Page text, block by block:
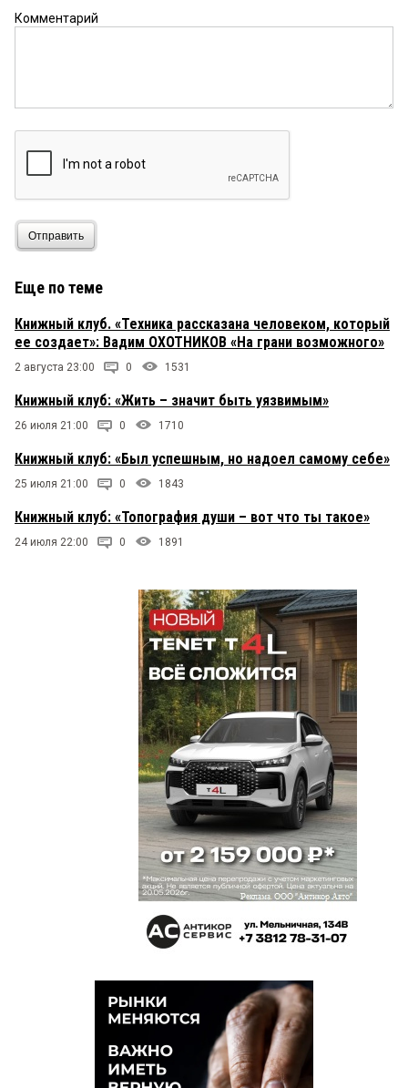
Комментарий
Отправить
Еще по теме
Книжный клуб. «Техника рассказана человеком, который
ее создает»: Вадим ОХОТНИКОВ «На грани возможного»
2 августа 23:00 0 1531
Книжный клуб: «Жить – значит быть уязвимым»
26 июля 21:00 0 1710
Книжный клуб: «Был успешным, но надоел самому себе»
25 июля 21:00 0 1843
Книжный клуб: «Топография души – вот что ты такое»
24 июля 22:00 0 1891